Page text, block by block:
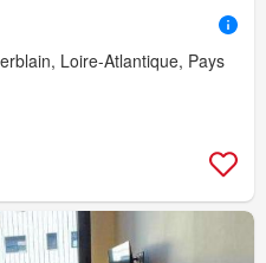
Loire-Atlantique, Pays